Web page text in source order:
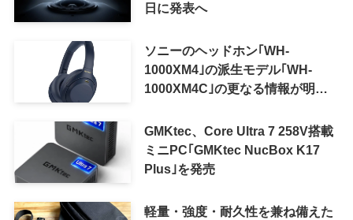
日に発表へ
ソニーのヘッドホン｢WH-
1000XM4｣の派生モデル｢WH-
1000XM4C｣の更なる情報が明ら
GMKtec、Core Ultra 7 258V搭載
ミニPC｢GMKtec NucBox K17
Plus｣を発売
軽量・強度・耐久性を兼ね備えた